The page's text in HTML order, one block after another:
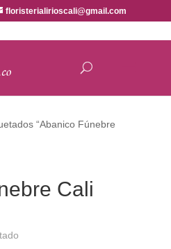
floristerialirioscali@gmail.com
“Abanico Fúnebre
Cali